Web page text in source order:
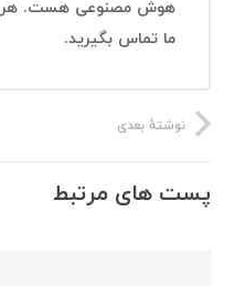
هوش مصنوعی هست. هر
ما تماس بگیرید.
نوشتهٔ بعدی
پست های مرتبط